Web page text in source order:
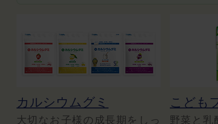
カルシウムグミ
大切なお子様の成長期をしっ
こども
野菜と乳